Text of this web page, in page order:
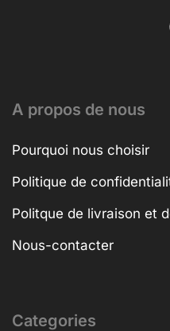
A propos de nous
Pourquoi nous choisir
Politique de
Politque de livraison et
Nous-contacter
Categories